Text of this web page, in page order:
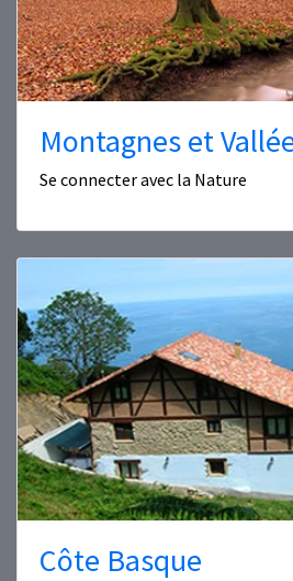
Montagnes et
Se connecter avec la Nature
Côte Basque